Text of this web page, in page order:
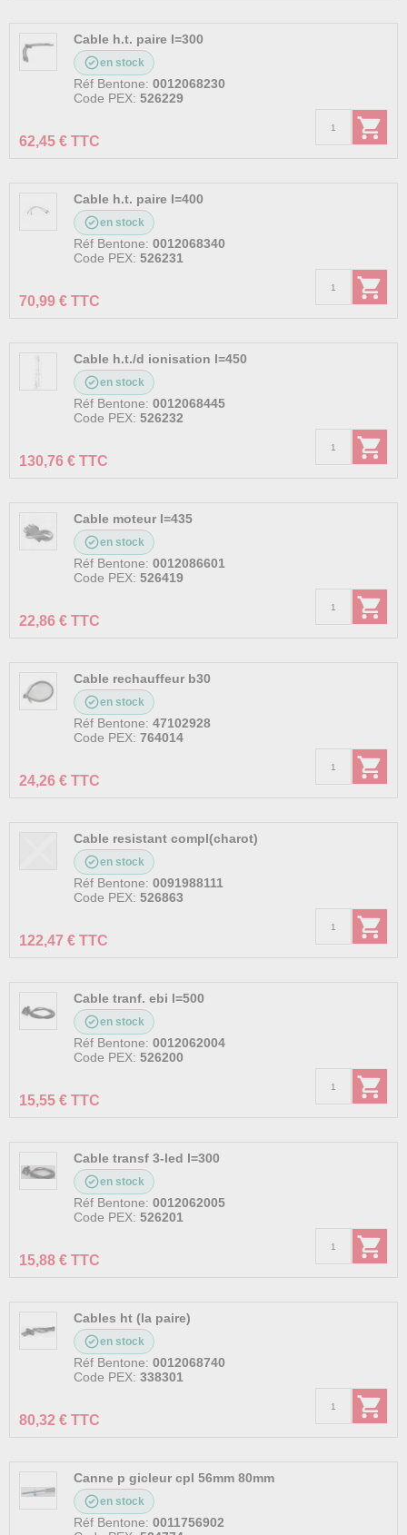
Cable h.t. paire l=300
en stock
Réf Bentone: 0012068230
Code PEX: 526229
62,45 € TTC
Cable h.t. paire l=400
en stock
Réf Bentone: 0012068340
Code PEX: 526231
70,99 € TTC
Cable h.t./d ionisation l=450
en stock
Réf Bentone: 0012068445
Code PEX: 526232
130,76 € TTC
Cable moteur l=435
en stock
Réf Bentone: 0012086601
Code PEX: 526419
22,86 € TTC
Cable rechauffeur b30
en stock
Réf Bentone: 47102928
Code PEX: 764014
24,26 € TTC
Cable resistant compl(charot)
en stock
Réf Bentone: 0091988111
Code PEX: 526863
122,47 € TTC
Cable tranf. ebi l=500
en stock
Réf Bentone: 0012062004
Code PEX: 526200
15,55 € TTC
Cable transf 3-led l=300
en stock
Réf Bentone: 0012062005
Code PEX: 526201
15,88 € TTC
Cables ht (la paire)
en stock
Réf Bentone: 0012068740
Code PEX: 338301
80,32 € TTC
Canne p gicleur cpl 56mm 80mm
en stock
Réf Bentone: 0011756902